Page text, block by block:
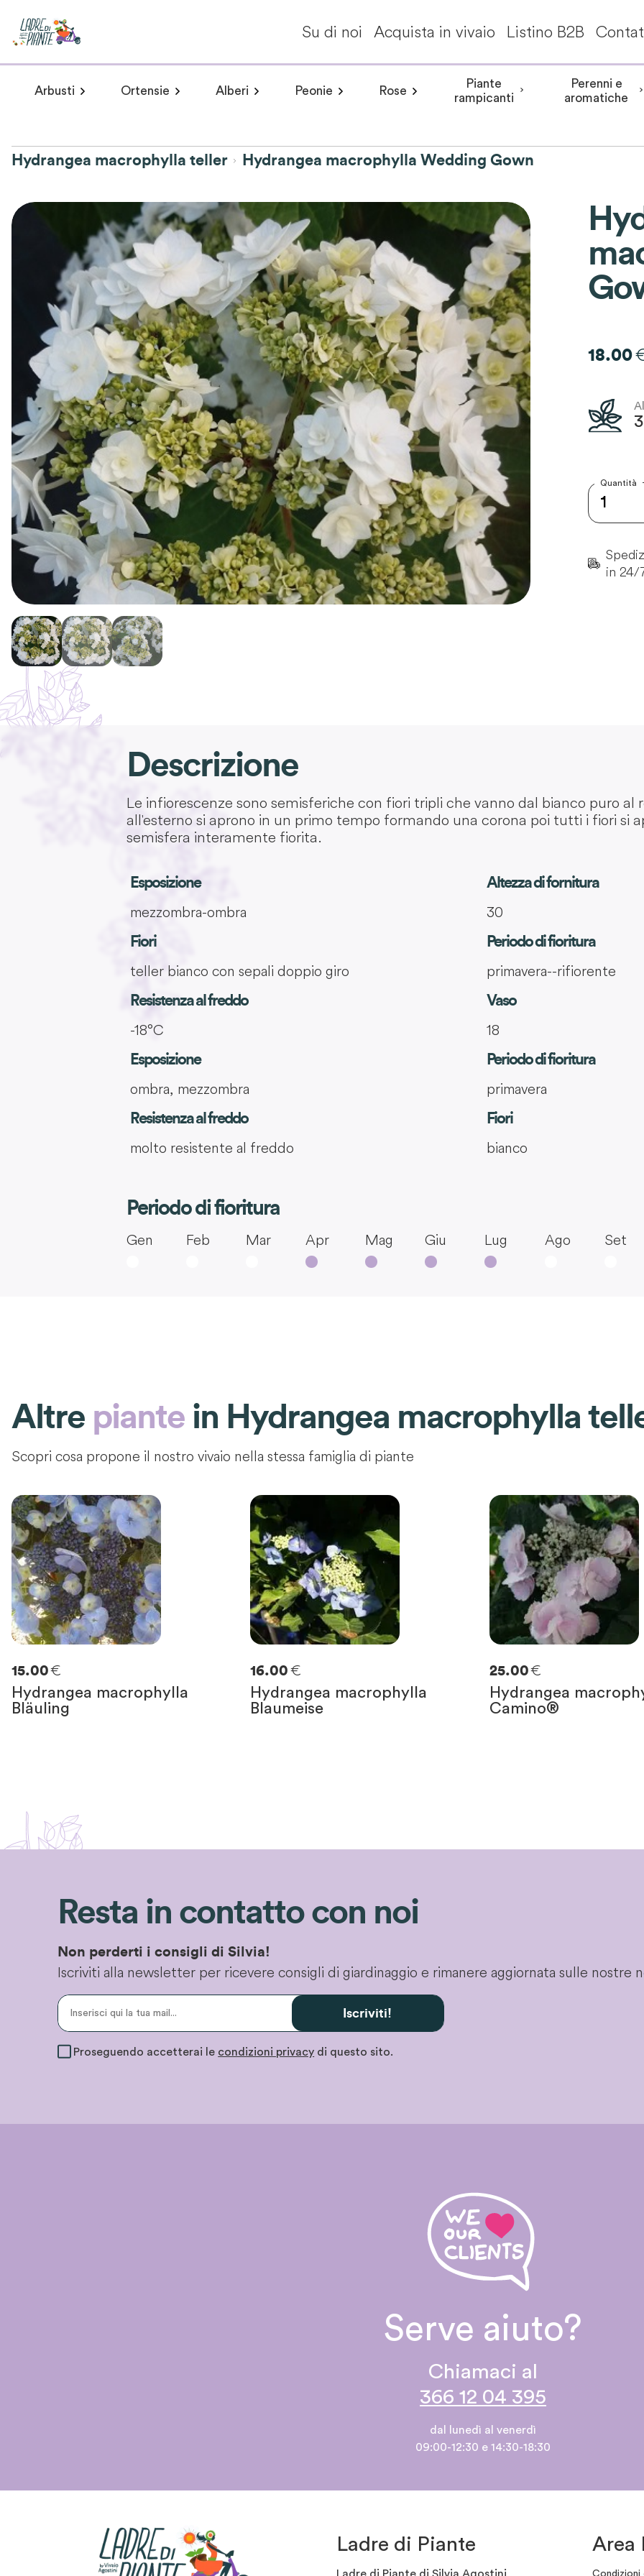
Su di noi Acquista in vivaio Listino B2B
ArbustiArbusti a fioritura primaverileArbusti a fioritura invernale
Conifere Piante da interni - Piante da
Arbusti a
OrtensieHydrangea arborescensHydrangea aspera Hydrangea involucrataHydrangea
Alberi Plumeria Frangipane pomeliaAceri giapponesi Alberi per climi miti
PeoniePeonia arbustiva Peonia Erbacea Peonia Itoh
Rose Rosa rampicante Rosa cespuglio
Piante
rampicanti
Akebia Aristolochia
Perenni e
aromatiche
Hydrangea macrophylla teller Hydrangea macrophylla Wedding Gown
18.00
Quantità
in 24/
Descrizione
Le infiorescenze sono semisferiche con fiori tripli che vanno dal bianco puro al
all'esterno si aprono in un primo tempo formando una corona poi tutti i fiori si
semisfera interamente fiorita.
Esposizione
mezzombra-ombra
Altezza di fornitura
30
Fiori
teller bianco con sepali doppio giro
Periodo di fioritura
primavera--rifiorente
Resistenza al freddo
-18°C
Vaso
18
Esposizione
ombra, mezzombra
Periodo di fioritura
primavera
Resistenza al freddo
molto resistente al freddo
Fiori
bianco
Periodo di fioritura
Gen Feb Mar Apr Mag Giu Lug Ago Set
Altre piante in Hydrangea macrophylla
Scopri cosa propone il nostro vivaio nella stessa famiglia di piante
15.00€
Hydrangea macrophylla
Bläuling
16.00 €
Hydrangea macrophylla
Blaumeise
25.00€
Hydrangea
Camino®
Resta in contatto con noi
Non perderti i consigli di Silvia!
Iscriviti alla newsletter per ricevere consigli di giardinaggio e rimanere aggiornata sulle nostre
Iscriviti!
Proseguendo accetterai le condizioni privacy di questo sito.
Serve aiuto?
Chiamaci al
366 12 04 395
dal lunedì al venerdì
09:00-12:30 e 14:30-18:30
Ladre di Piante Area
Condizioni